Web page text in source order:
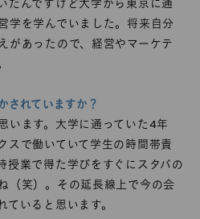
学を学んでいました。将来自分
があったので、経営やマーケテ
れていますか？
います。大学に通っていた4年
スで働いていて学生の時間帯責
授業で得た学びをすぐにスタバの
（笑）。その延長線上で今の会
いると思います。